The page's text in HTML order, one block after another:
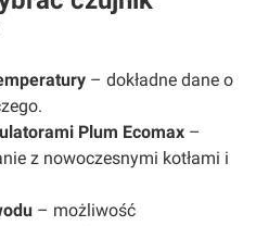
– dokładne dane o
Plum Ecomax –
z nowoczesnymi kotłami i
– możliwość